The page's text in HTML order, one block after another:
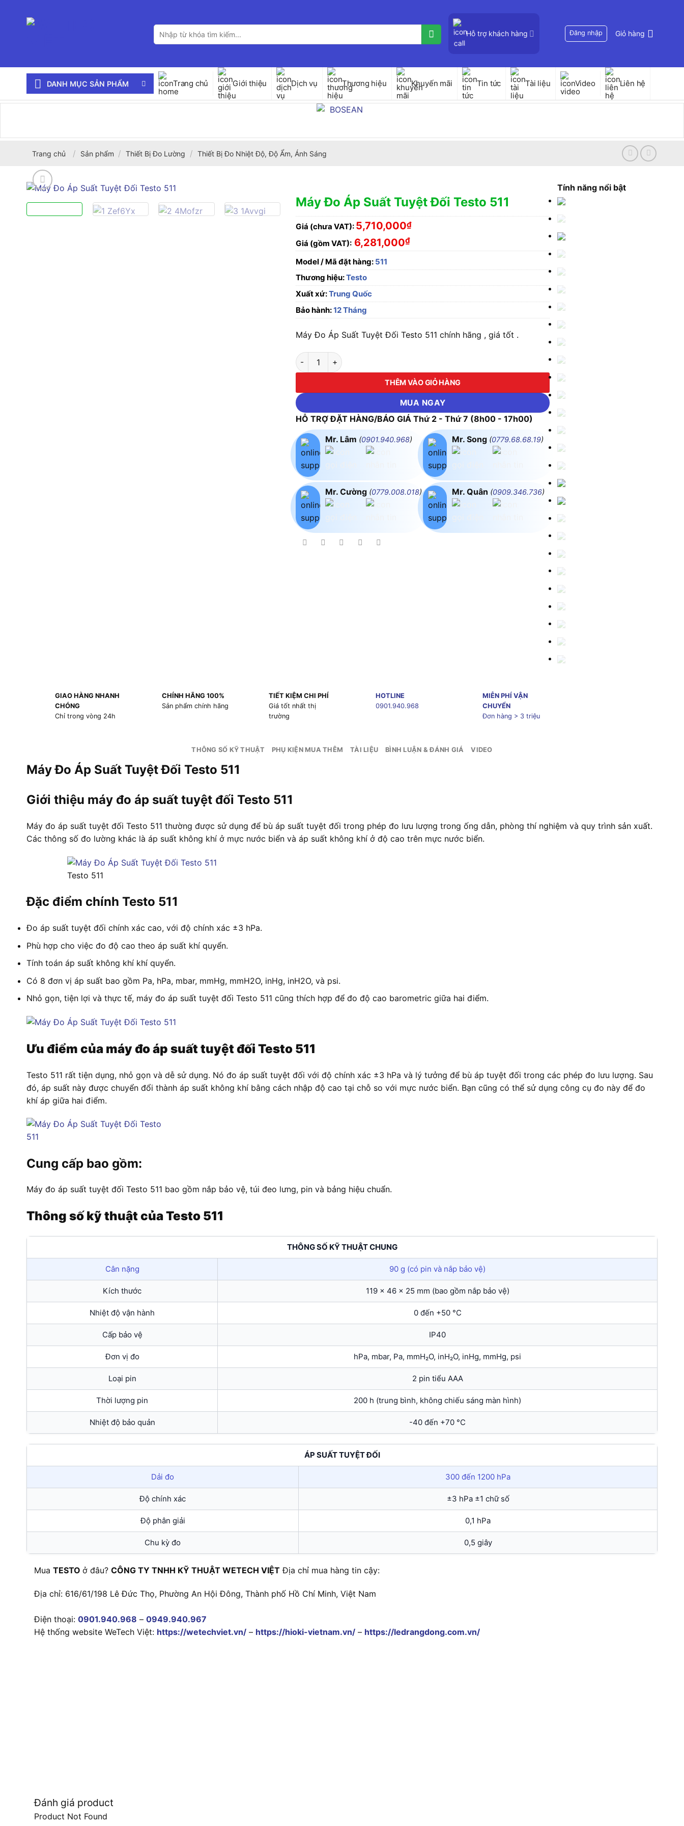
Tìm
kiếm:
Hỗ trợ khách hàng Đăng nhập Giỏ hàng
DANH MỤC SẢN PHẨM Trang chủ Giới thiệu Dịch vụ Thương hiệu Khuyến mãi Tin tức Tài liệu Video Liên hệ
Trang chủ / Sản phẩm / Thiết Bị Đo Lường / Thiết Bị Đo Nhiệt Độ, Độ Ẩm, Ánh Sáng
Máy Đo Áp Suất Tuyệt Đối Testo 511
Giá (chưa VAT): 5,710,000₫
Giá (gồm VAT): 6,281,000₫
Model / Mã đặt hàng: 511
Thương hiệu:Testo
Xuất xứ:Trung Quốc
Bảo hành:12 Tháng
Máy Đo Áp Suất Tuyệt Đối Testo 511 chính hãng , giá tốt .
Máy Đo Áp Suất Tuyệt Đối Testo 511 số lượng
THÊM VÀO GIỎ HÀNG
MUA NGAY
HỖ TRỢ ĐẶT HÀNG/BÁO GIÁ Thứ 2 - Thứ 7 (8h00 - 17h00)
Mr. Lâm (0901.940.968)
Mr. Cường (0779.008.018)
Mr. Song (0779.68.68.19)
Mr. Quân (0909.346.736)
Tính năng nổi bật
GIAO HÀNG NHANH
CHÓNG
Chỉ trong vòng 24h
CHÍNH HÃNG 100%
Sản phẩm chính hãng
TIẾT KIỆM CHI PHÍ
Giá tốt nhất thị
trường
HOTLINE
0901.940.968
MIỄN PHÍ VẬN
CHUYỂN
Đơn hàng > 3 triệu
THÔNG SỐ KỸ THUẬT PHỤ KIỆN MUA THÊM TÀI LIỆU BÌNH LUẬN & ĐÁNH GIÁ VIDEO
Máy Đo Áp Suất Tuyệt Đối Testo 511
Giới thiệu máy đo áp suất tuyệt đối Testo 511
Máy đo áp suất tuyệt đối Testo 511 thường được sử dụng để bù áp suất tuyệt đối trong phép đo lưu lượng trong ống dẫn, phòng thí nghiệm và quy trình sản xuất.
Các thông số đo lường khác là áp suất không khí ở mực nước biển và áp suất không khí ở độ cao trên mực nước biển.
Testo 511
Đặc điểm chính Testo 511
Đo áp suất tuyệt đối chính xác cao, với độ chính xác ±3 hPa.
Phù hợp cho việc đo độ cao theo áp suất khí quyển.
Tính toán áp suất không khí khí quyển.
Có 8 đơn vị áp suất bao gồm Pa, hPa, mbar, mmHg, mmH2O, inHg, inH2O, và psi.
Nhỏ gọn, tiện lợi và thực tế, máy đo áp suất tuyệt đối Testo 511 cũng thích hợp để đo độ cao barometric giữa hai điểm.
Ưu điểm của máy đo áp suất tuyệt đối Testo 511
Testo 511 rất tiện dụng, nhỏ gọn và dễ sử dụng. Nó đo áp suất tuyệt đối với độ chính xác ±3 hPa và lý tưởng để bù áp tuyệt đối trong các phép đo lưu lượng. Sau
đó, áp suất này được chuyển đổi thành áp suất không khí bằng cách nhập độ cao tại chỗ so với mực nước biển. Bạn cũng có thể sử dụng công cụ đo này để đo
khí áp giữa hai điểm.
Cung cấp bao gồm:
Máy đo áp suất tuyệt đối Testo 511 bao gồm nắp bảo vệ, túi đeo lưng, pin và bảng hiệu chuẩn.
Thông số kỹ thuật của Testo 511
THÔNG SỐ KỸ THUẬT CHUNG
Cân nặng 90 g (có pin và nắp bảo vệ)
Kích thước 119 x 46 x 25 mm (bao gồm nắp bảo vệ)
Nhiệt độ vận hành 0 đến +50 °C
Cấp bảo vệ IP40
Đơn vị đo hPa, mbar, Pa, mmH₂O, inH₂O, inHg, mmHg, psi
Loại pin 2 pin tiểu AAA
Thời lượng pin 200 h (trung bình, không chiếu sáng màn hình)
Nhiệt độ bảo quản -40 đến +70 °C
ÁP SUẤT TUYỆT ĐỐI
Dải đo 300 đến 1200 hPa
Độ chính xác ±3 hPa ±1 chữ số
Độ phân giải 0,1 hPa
Chu kỳ đo 0,5 giây
Mua TESTO ở đâu? CÔNG TY TNHH KỸ THUẬT WETECH VIỆT Địa chỉ mua hàng tin cậy:
Địa chỉ: 616/61/198 Lê Đức Thọ, Phường An Hội Đông, Thành phố Hồ Chí Minh, Việt Nam
Điện thoại: 0901.940.968 – 0949.940.967
Hệ thống website WeTech Việt: https://wetechviet.vn/ – https://hioki-vietnam.vn/ – https://ledrangdong.com.vn/
Đánh giá product
Product Not Found